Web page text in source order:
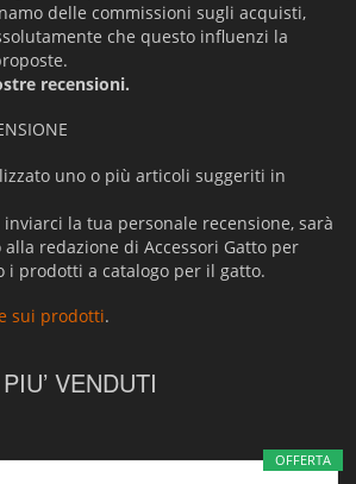
delle commissioni sugli acquisti,
che questo influenzi la
recensioni.
uno o più articoli suggeriti in
la tua personale recensione, sarà
redazione di Accessori Gatto per
i prodotti a catalogo per il gatto.
sui prodotti.
VENDUTI
OFFERTA